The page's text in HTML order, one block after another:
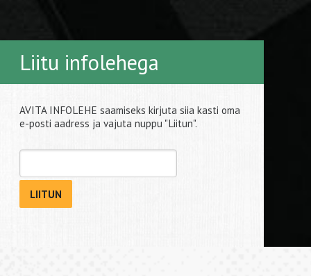
Liitu infolehega
AVITA INFOLEHE saamiseks kirjuta siia kasti oma
e-posti aadress ja vajuta nuppu "Liitun".
LIITUN